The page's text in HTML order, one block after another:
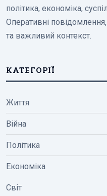
політика, економіка,
Оперативні
та важливий контекст.
КАТЕГОРІЇ
Життя
Війна
Політика
Економіка
Світ